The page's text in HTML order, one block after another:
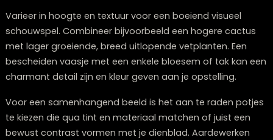
dienblad is uitermate geschikt om eencompact
ecosysteemte huisvesten. Ga voor kleine beplanting
zoals cactussen of een verfijnde mini-versie van een
geliefde kamerplant. Vetplanten zijn hiervoor
geschikt, dankzij hun geringe waterbehoefte en hun
variëteit aan vormen en tinten.
Varieer in hoogte en textuur voor een boeiend visueel